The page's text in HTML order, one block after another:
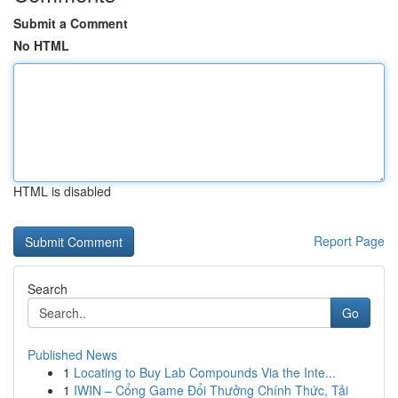
Submit a Comment
No HTML
HTML is disabled
Report Page
Search
Go
Published News
1 Locating to Buy Lab Compounds Via the Inte...
1 IWIN – Cổng Game Đổi Thưởng Chính Thức, Tải